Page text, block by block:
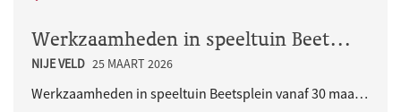
Werkzaamheden in speeltuin Beetsplein vanaf 30 maart 2026
NIJE VELD 25 MAART 2026
Werkzaamheden in speeltuin Beetsplein vanaf 30 maart 2026